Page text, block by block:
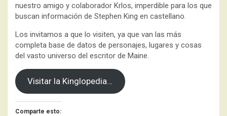
nuestro amigo y colaborador Krlos, imperdible para los que
buscan información de Stephen King en castellano.
Los invitamos a que lo visiten, ya que van las más
completa base de datos de personajes, lugares y cosas
del vasto universo del escritor de Maine.
Visitar la Kinglopedia…
Comparte esto: